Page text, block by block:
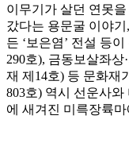
이무기가 살던 연못
갔다는 용문굴 이야
든 ‘보은염’ 전설 등
290호), 금동보살좌
재 제14호) 등 문화재
803호) 역시 선운사
에 새겨진 미륵장륙